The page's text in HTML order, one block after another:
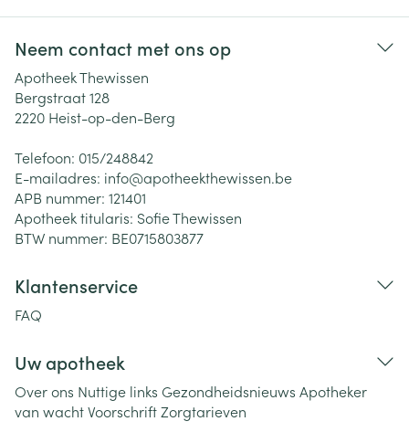
Neem contact met ons op
Apotheek Thewissen
Bergstraat 128
2220 Heist-op-den-Berg
Telefoon: 015/248842
E-mailadres: info@apotheekthewissen.be
APB nummer: 121401
Apotheek titularis: Sofie Thewissen
BTW nummer: BE0715803877
Klantenservice
FAQ
Uw apotheek
Over ons Nuttige links Gezondheidsnieuws Apotheker
van wachtVoorschriftZorgtarieven